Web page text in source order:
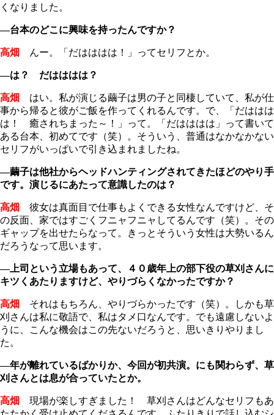
くなりました。
―台本のどこに興味を持ったんですか？
高畑 んー。「だはははは！」ってセリフとか。
―は？ だはははは？
高畑
はい。私が演じる繭子は男の子と同棲していて、私が仕
事から帰ると彼がご飯を作ってくれるんです。で、「だははは
は！ 癒されちまった～！」って。「だはははは」って書いて
ある台本、初めてです（笑）。そういう、普通はなかなかない
セリフがいっぱいで引き込まれましたね。
―繭子は他社からヘッドハンティングされてきたほどのやり手
です。演じるにあたって意識したのは？
高畑
彼女は真面目で仕事もよくできる女性なんですけど、そ
の反面、家ではすごくフニャフニャしてるんです（笑）。その
ギャップを出せたらなって。きっとそういう女性は大勢いるん
だろうなって思います。
―上司という立場もあって、４０歳年上の部下役の草刈さんに
キツくあたりますけど、やりづらくなかったですか？
高畑
それはもちろん、やりづらかったです（笑）。しかも草
刈さんは私に敬語で、私はタメ口なんです。でも遠慮しないよ
うに、こんな機会はこの先ないだろうと、思いきりやりまし
た。
―年が離れているばかりか、今回が初共演。にも関わらず、草
刈さんとは息が合っていたとか。
高畑
現場が楽しすぎました！ 草刈さんはどんなセリフもあ